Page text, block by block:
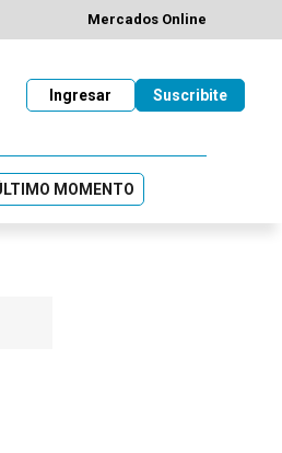
Mercados Online
Suscribite
Ingresar
MOMENTO